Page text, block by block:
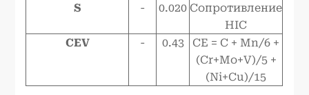
S
- 0.020 Сопротивление
HIC
CEV
- 0.43
CE = C + Mn/6 +
(Cr+Mo+V)/5 +
(Ni+Cu)/15